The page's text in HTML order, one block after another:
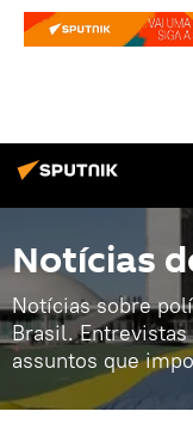
Notícias
Notícias sobre
Brasil.
assuntos que